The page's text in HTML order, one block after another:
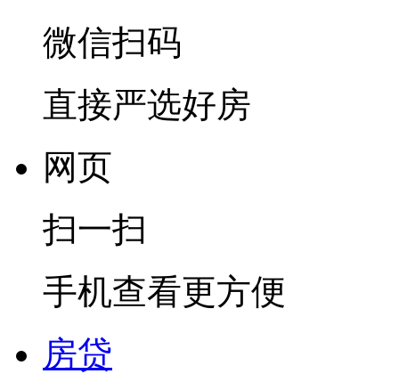
微信扫码
直接严选好房
网页
扫一扫
手机查看更方便
房贷